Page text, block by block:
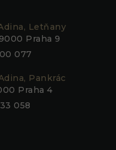
Letňany
Praha 9
077
Pankrác
Praha 4
058